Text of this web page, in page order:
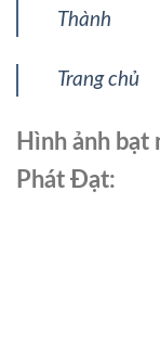
Thành
Trang chủ
Hình ảnh bạt
Phát Đạt: